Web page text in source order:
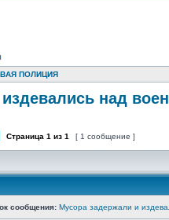
ПОЛИЦИЯ
над
Страница 1 из 1 [ 1 сообщение ]
сообщения: Мусора задержали и